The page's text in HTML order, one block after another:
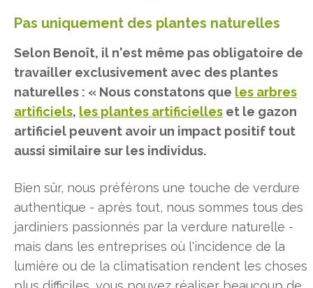
Pas uniquement des plantes naturelles
Selon Benoît, il n'est même pas obligatoire de
travailler exclusivement avec des plantes
naturelles : « Nous constatons que les arbres
artificiels, les plantes artificielles et le gazon
artificiel peuvent avoir un impact positif tout
aussi similaire sur les individus.
Bien sûr, nous préférons une touche de verdure
authentique - après tout, nous sommes tous des
jardiniers passionnés par la verdure naturelle -
mais dans les entreprises où l'incidence de la
lumière ou de la climatisation rendent les choses